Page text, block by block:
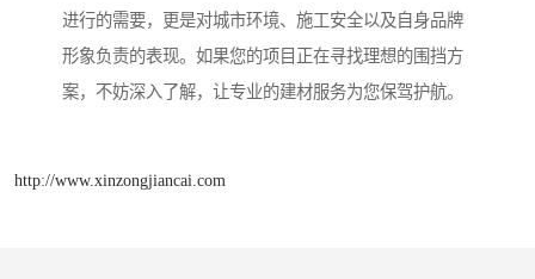
进行的需要，更是对城市环境、施工安全以及自身品牌
形象负责的表现。如果您的项目正在寻找理想的围挡方
案，不妨深入了解，让专业的建材服务为您保驾护航。
http://www.xinzongjiancai.com